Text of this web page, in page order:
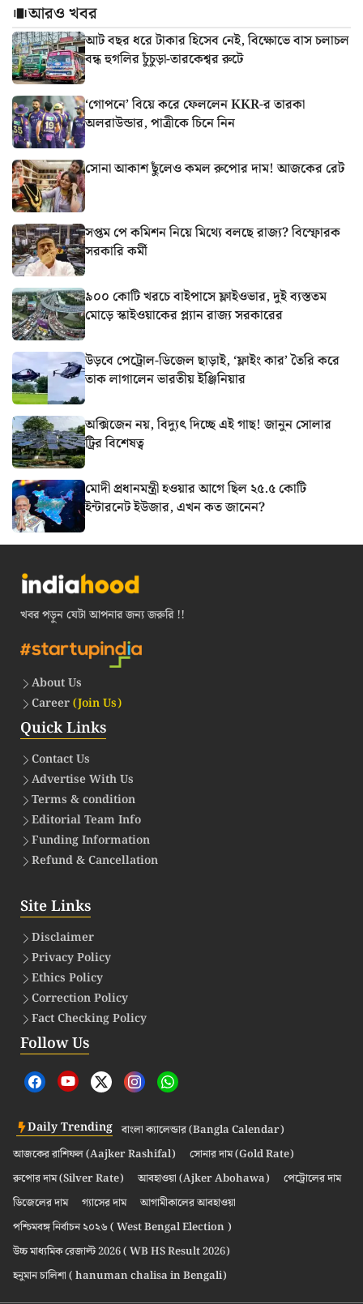
আরও খবর
আট বছর ধরে টাকার হিসেব নেই, বিক্ষোভে বাস চলাচল
বন্ধ হুগলির চুঁচুড়া-তারকেশ্বর রুটে
‘গোপনে’ বিয়ে করে ফেললেন KKR-র তারকা
অলরাউন্ডার, পাত্রীকে চিনে নিন
সোনা আকাশ ছুঁলেও কমল রুপোর দাম! আজকের রেট
সপ্তম পে কমিশন নিয়ে মিথ্যে বলছে রাজ্য? বিস্ফোরক
সরকারি কর্মী
৯০০ কোটি খরচে বাইপাসে ফ্লাইওভার, দুই ব্যস্ততম
মোড়ে স্কাইওয়াকের প্ল্যান রাজ্য সরকারের
উড়বে পেট্রোল-ডিজেল ছাড়াই, ‘ফ্লাইং কার’ তৈরি করে
তাক লাগালেন ভারতীয় ইঞ্জিনিয়ার
অক্সিজেন নয়, বিদ্যুৎ দিচ্ছে এই গাছ! জানুন সোলার
ট্রির বিশেষত্ব
মোদী প্রধানমন্ত্রী হওয়ার আগে ছিল ২৫.৫ কোটি
ইন্টারনেট ইউজার, এখন কত জানেন?
খবর পড়ুন যেটা আপনার জন্য জরুরি !!
About Us
Career(Join Us)
Quick Links
Contact Us
Advertise With Us
Terms & condition
Editorial Team Info
Funding Information
Refund & Cancellation
Site Links
Disclaimer
Privacy Policy
Ethics Policy
Correction Policy
Fact Checking Policy
Follow Us
Daily Trending বাংলা ক্যালেন্ডার (Bangla Calendar)
আজকের রাশিফল (Aajker Rashifal)
সোনার দাম (Gold Rate)
রুপোর দাম (Silver Rate)
আবহাওয়া (Ajker Abohawa)
পেট্রোলের দাম
ডিজেলের দাম
গ্যাসের দাম
আগামীকালের আবহাওয়া
পশ্চিমবঙ্গ নির্বাচন ২০২৬ ( West Bengal Election )
উচ্চ মাধ্যমিক রেজাল্ট 2026 ( WB HS Result 2026)
হনুমান চালিশা ( hanuman chalisa in Bengali)